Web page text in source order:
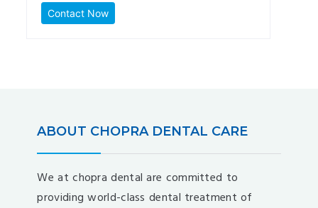
Contact Now
ABOUT CHOPRA DENTAL CARE
We at chopra dental are committed to
providing world-class dental treatment of